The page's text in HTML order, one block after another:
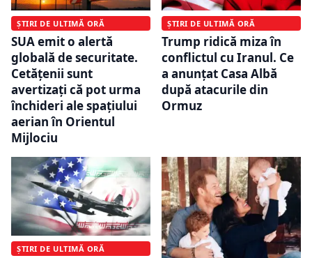
ȘTIRI DE ULTIMĂ ORĂ
SUA emit o alertă
globală de securitate.
Cetățenii sunt
avertizați că pot urma
închideri ale spațiului
aerian în Orientul
Mijlociu
ȘTIRI DE ULTIMĂ ORĂ
Trump ridică miza în
conflictul cu Iranul. Ce
a anunțat Casa Albă
după atacurile din
Ormuz
ȘTIRI DE ULTIMĂ ORĂ